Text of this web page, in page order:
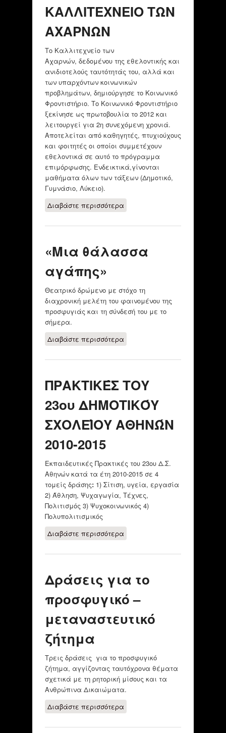
ΚΑΛΛΙΤΕΧΝΕΙΟ ΤΩΝ
ΑΧΑΡΝΩΝ
Το Καλλιτεχνείο των
Αχαρνών, δεδομένου της εθελοντικής και
ανιδιοτελούς ταυτότητάς του, αλλά και
των υπαρχόντων κοινωνικών
προβλημάτων, δημιούργησε το Κοινωνικό
Φροντιστήριο. Το Κοινωνικό Φροντιστήριο
ξεκίνησε ως πρωτοβουλία το 2012 και
λειτουργεί για 2η συνεχόμενη χρονιά.
Αποτελείται από καθηγητές, πτυχιούχους
και φοιτητές οι οποίοι συμμετέχουν
εθελοντικά σε αυτό το πρόγραμμα
επιμόρφωσης. Ενδεικτικά,γίνονται
μαθήματα όλων των τάξεων (Δημοτικό,
Γυμνάσιο, Λύκειο).
Διαβάστε περισσότεραγια KOINOTHTA
ΚΑΛΛΙΤΕΧΝΕΙΟ
«Μια θάλασσα
αγάπης»
Θεατρικό δρώμενο με στόχο τη
διαχρονική μελέτη του φαινομένου της
προσφυγιάς και τη σύνδεσή του με το
σήμερα.
Διαβάστε περισσότεραγια «Μια θάλασσα
ΠΡΑΚΤΙΚΈΣ ΤΟΥ
23ου ΔΗΜΟΤΙΚΌΥ
ΣΧΟΛΕΊΟΥ ΑΘΗΝΏΝ
2010-2015
Εκπαιδευτικές Πρακτικές του 23ου Δ.Σ.
Αθηνών κατά τα έτη 2010-2015 σε 4
τομείς δράσης: 1) Σίτιση, υγεία, εργασία
2) Άθληση, Ψυχαγωγία, Τέχνες,
Πολιτισμός 3) Ψυχοκοινωνικός 4)
Πολυπολιτισμικός
Διαβάστε περισσότεραγια ΠΡΑΚΤΙΚΈΣ
ΔΗΜΟΤΙΚΌΥ
2010-2015
Δράσεις για το
προσφυγικό –
μεταναστευτικό
ζήτημα
Τρεις δράσεις για το προσφυγικό
ζήτημα, αγγίζοντας ταυτόχρονα θέματα
σχετικά με τη ρητορική μίσους και τα
Aνθρώπινα Δικαιώματα.
Διαβάστε περισσότεραγια Δράσεις για το
μεταναστευτικό